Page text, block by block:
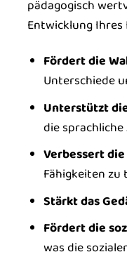
pädagogisch
Entwicklung Ihres
Fördert die
Unterschiede
Unterstützt
die
Verbessert
Fähigkeiten zu
Stärkt das
Fördert die
was die